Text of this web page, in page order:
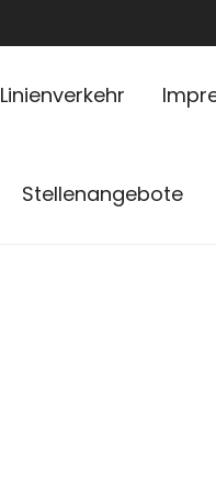
Linienverkehr
Stellenangebote